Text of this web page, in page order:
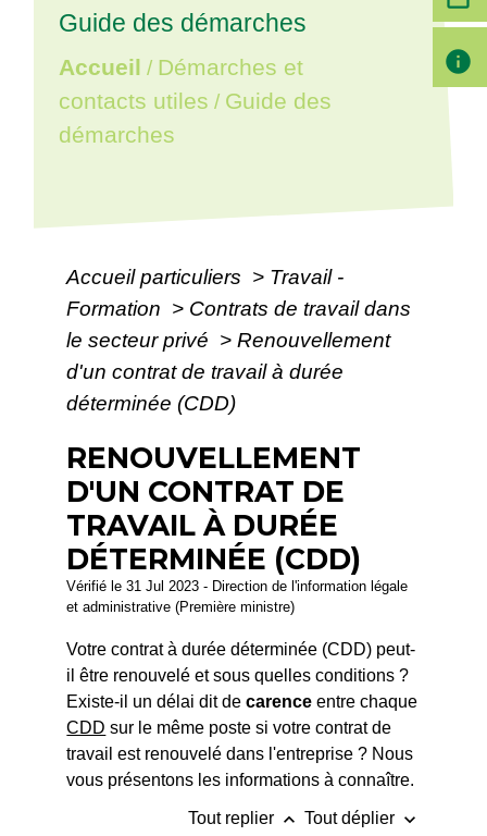
Guide des démarches
Accueil / Démarches et
contacts utiles / Guide des
démarches
Accueil particuliers > Travail -
Formation > Contrats de travail dans
le secteur privé > Renouvellement
d'un contrat de travail à durée
déterminée (CDD)
RENOUVELLEMENT
D'UN CONTRAT DE
TRAVAIL À DURÉE
DÉTERMINÉE (CDD)
Vérifié le 31 Jul 2023 - Direction de l'information légale
et administrative (Première ministre)
Votre contrat à durée déterminée (CDD) peut-
il être renouvelé et sous quelles conditions ?
Existe-il un délai dit decarence entre chaque
CDD sur le même poste si votre contrat de
travail est renouvelé dans l'entreprise ? Nous
vous présentons les informations à connaître.
Tout replier keyboard_arrow_up Tout déplier keyboard_arrow_down
info